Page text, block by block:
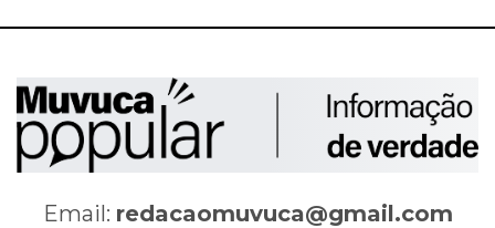
Email: redacaomuvuca@gmail.com